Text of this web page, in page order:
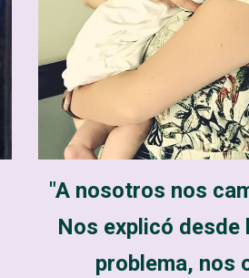
"A nosotros nos
Nos explicó desde
problema, nos